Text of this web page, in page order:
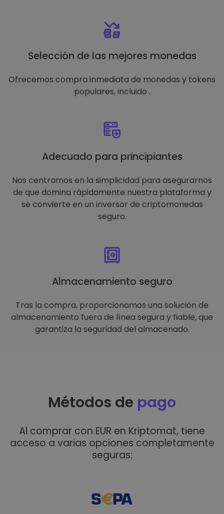
Selección de las mejores monedas
Ofrecemos compra inmediata de monedas y tokens
populares, incluido .
Adecuado para principiantes
Nos centramos en la simplicidad para asegurarnos
de que domina rápidamente nuestra plataforma y
se convierte en un inversor de criptomonedas
seguro.
Almacenamiento seguro
Tras la compra, proporcionamos una solución de
almacenamiento fuera de línea segura y fiable, que
garantiza la seguridad del almacenado.
Métodos de pago
Al comprar con EUR en Kriptomat, tiene
acceso a varias opciones completamente
seguras: